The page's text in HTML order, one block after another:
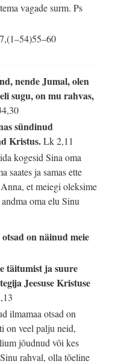
vagade surm.Ps
nende Jumal, olen
sugu, on mu rahvas,
sündinud
Kristus.Lk 2,11
kogesid Sina oma
saates ja samas ette
et meiegi oleksime
oma elu Sinu
on näinud meie
täitumist ja suure
Jeesuse Kristuse
ilmamaa otsad on
on veel palju neid,
jõudnud või kes
rahval, olla tõeline